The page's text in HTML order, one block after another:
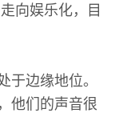
向娱乐化，目
于边缘地位。
他们的声音很